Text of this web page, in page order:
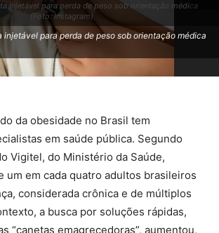
injetável para perda de peso sob orientação médica
(Foto: Instagram)
para perda de peso sob orientação médica
da obesidade no Brasil tem
em saúde pública. Segundo
Vigitel, do Ministério da Saúde,
um em cada quatro adultos brasileiros
considerada crônica e de múltiplos
a busca por soluções rápidas,
“canetas emagrecedoras”, aumentou,